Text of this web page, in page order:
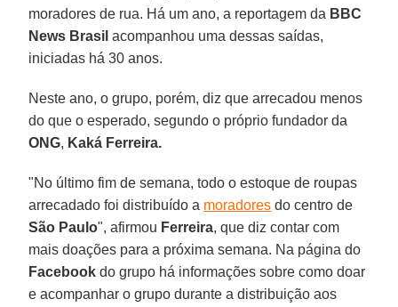
moradores de rua. Há um ano, a reportagem da BBC
News Brasil acompanhou uma dessas saídas,
iniciadas há 30 anos.
Neste ano, o grupo, porém, diz que arrecadou menos
do que o esperado, segundo o próprio fundador da
ONG, Kaká Ferreira.
"No último fim de semana, todo o estoque de roupas
arrecadado foi distribuído a moradores do centro de
São Paulo", afirmou Ferreira, que diz contar com
mais doações para a próxima semana. Na página do
Facebook do grupo há informações sobre como doar
e acompanhar o grupo durante a distribuição aos